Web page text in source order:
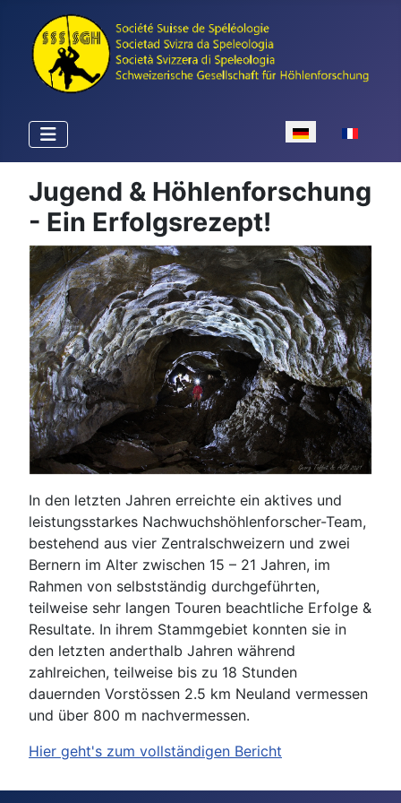
Sprache
Jugend & Höhlenforschung
- Ein Erfolgsrezept!
In den letzten Jahren erreichte ein aktives und
leistungsstarkes Nachwuchshöhlenforscher-Team,
bestehend aus vier Zentralschweizern und zwei
Bernern im Alter zwischen 15 – 21 Jahren, im
Rahmen von selbstständig durchgeführten,
teilweise sehr langen Touren beachtliche Erfolge &
Resultate. In ihrem Stammgebiet konnten sie in
den letzten anderthalb Jahren während
zahlreichen, teilweise bis zu 18 Stunden
dauernden Vorstössen 2.5 km Neuland vermessen
und über 800 m nachvermessen.
Hier geht's zum vollständigen Bericht